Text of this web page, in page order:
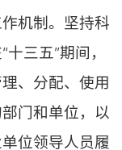
机制。坚持科
三五”期间，
、分配、使用
门和单位，以
位领导人员履